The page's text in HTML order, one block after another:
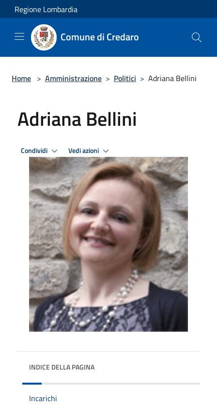
Salta al contenuto principale
Regione Lombardia
Comune di Credaro
Home > Amministrazione > Politici > Adriana Bellini
Adriana Bellini
Condividi Vedi azioni
INDICE DELLA PAGINA
Incarichi